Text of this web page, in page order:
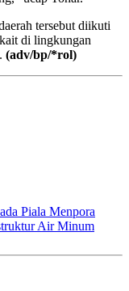
tersebut diikuti
di lingkungan
(adv/bp/*rol)
Piala Menpora
Air Minum